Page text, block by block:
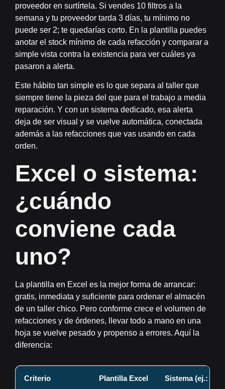
proveedor en surtírtela. Si vendes 10 filtros a la
semana y tu proveedor tarda 3 días, tu mínimo no
puede ser 2; te quedarías corto. En la plantilla puedes
anotar el stock mínimo de cada refacción y comparar a
simple vista contra la existencia para ver cuáles ya
pasaron a alerta.
Este hábito tan simple es lo que separa al taller que
siempre tiene la pieza del que para el trabajo a media
reparación. Y con un sistema dedicado, esa alerta
deja de ser visual y se vuelve automática, conectada
además a las refacciones que vas usando en cada
orden.
Excel o sistema:
¿cuándo
conviene cada
uno?
La plantilla en Excel es la mejor forma de arrancar:
gratis, inmediata y suficiente para ordenar el almacén
de un taller chico. Pero conforme crece el volumen de
refacciones y de órdenes, llevar todo a mano en una
hoja se vuelve pesado y propenso a errores. Aquí la
diferencia:
Criterio Plantilla Excel Sistema (ej.: